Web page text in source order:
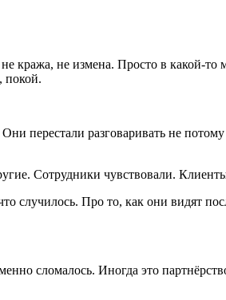
не измена. Просто в какой-то
покой.
перестали разговаривать не
Сотрудники чувствовали.
случилось. Про то, как они видят
сломалось. Иногда это